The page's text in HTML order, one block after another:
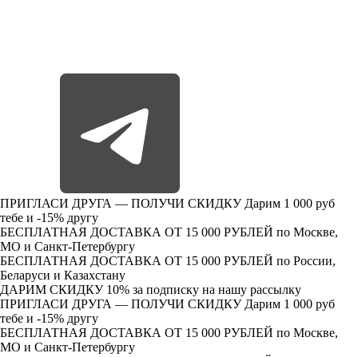
ПРИГЛАСИ ДРУГА — ПОЛУЧИ СКИДКУ Дарим 1 000 руб
тебе и -15% другу
БЕСПЛАТНАЯ ДОСТАВКА ОТ 15 000 РУБЛЕЙ по Москве,
МО и Санкт-Петербургу
БЕСПЛАТНАЯ ДОСТАВКА ОТ 15 000 РУБЛЕЙ по России,
Беларуси и Казахстану
ДАРИМ СКИДКУ 10% за подписку на нашу рассылку
ПРИГЛАСИ ДРУГА — ПОЛУЧИ СКИДКУ Дарим 1 000 руб
тебе и -15% другу
БЕСПЛАТНАЯ ДОСТАВКА ОТ 15 000 РУБЛЕЙ по Москве,
МО и Санкт-Петербургу